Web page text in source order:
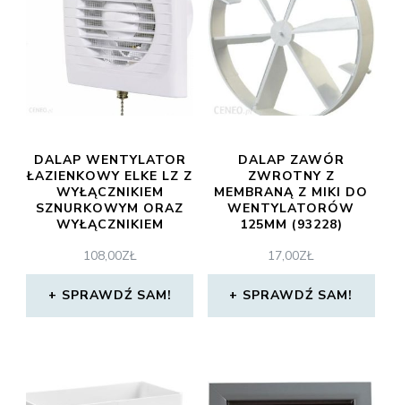
DALAP WENTYLATOR
ŁAZIENKOWY ELKE LZ Z
WYŁĄCZNIKIEM
SZNURKOWYM ORAZ
WYŁĄCZNIKIEM
108,00ZŁ
SPRAWDŹ SAM!
DALAP ZAWÓR
ZWROTNY Z
MEMBRANĄ Z MIKI DO
WENTYLATORÓW
125MM (93228)
17,00ZŁ
SPRAWDŹ SAM!